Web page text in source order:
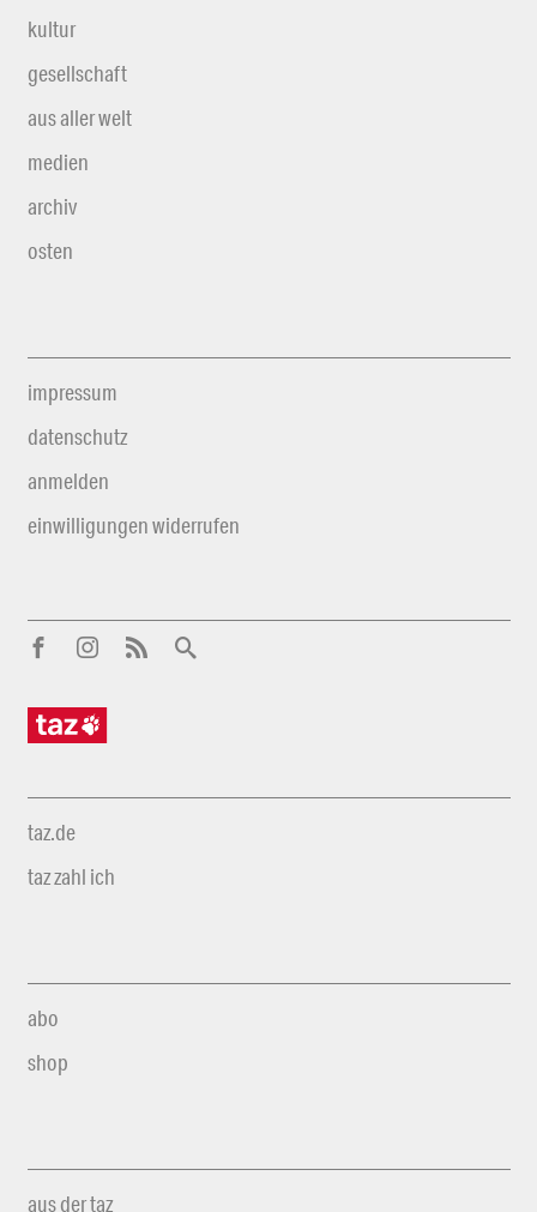
kultur
gesellschaft
aus aller welt
medien
archiv
osten
impressum
datenschutz
anmelden
einwilligungen widerrufen
taz.de
taz zahl ich
abo
shop
aus der taz